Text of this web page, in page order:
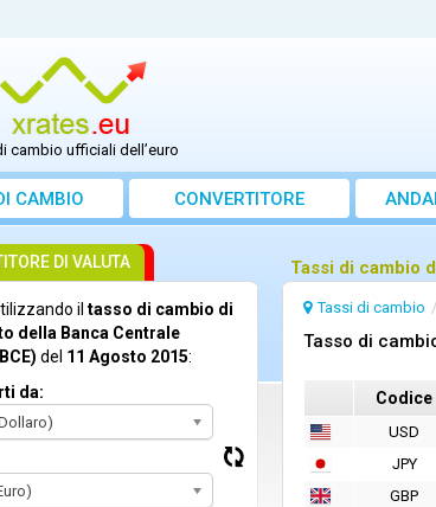
cambio ufficiali dell’euro
CAMBIO CONVERTITORE
Tassi di cambio
Tassi di cambio
Tasso di
Codice
USD
JPY
GBP
DI VALUTA
il tasso di cambio di
della Banca Centrale
del 11 Agosto 2015:
da: